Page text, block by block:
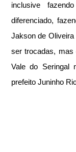
inclusive
diferenciado,
Jakson de
ser trocadas, mas
Vale do Seringal
prefeito Juninho